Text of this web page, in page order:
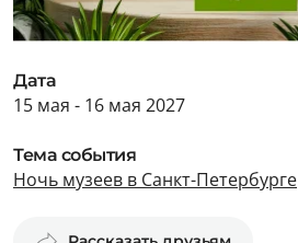
Дата
15 мая - 16 мая 2027
Тема события
Ночь музеев в Санкт-Петербурге